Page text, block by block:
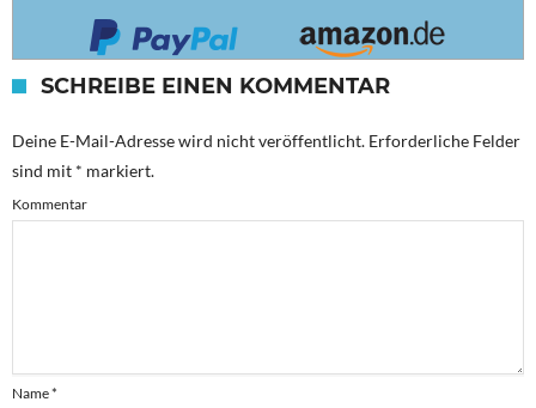
SCHREIBE EINEN KOMMENTAR
Deine E-Mail-Adresse wird nicht veröffentlicht. Erforderliche Felder
sind mit * markiert.
Kommentar
Name*